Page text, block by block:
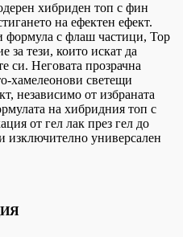
хибриден топ с фин
на ефектен ефект.
формула с флаш частици, Top
за тези, които искат да
си. Неговата прозрачна
хамелеонови светещи
независимо от избраната
на хибридния топ с
от гел лак през гел до
изключително универсален